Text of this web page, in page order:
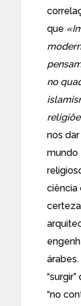
que
no
nos
mundo
ciência
“no